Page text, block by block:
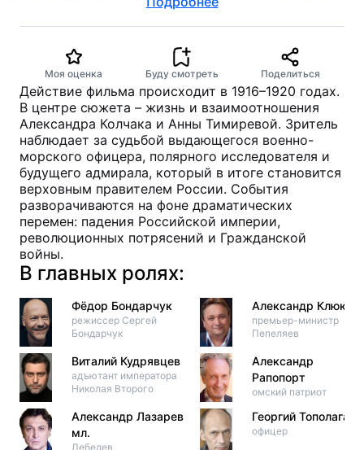
Моя оценка Буду смотреть Поделиться
Действие фильма происходит в 1916–1920 годах.
В центре сюжета – жизнь и взаимоотношения
Александра Колчака и Анны Тимиревой. Зритель
наблюдает за судьбой выдающегося военно-
морского офицера, полярного исследователя и
будущего адмирала, который в итоге становится
верховным правителем России. События
разворачиваются на фоне драматических
перемен: падения Российской империи,
революционных потрясений и Гражданской
войны.
В главных ролях:
Фёдор Бондарчук
режиссер Сергей
Бондарчук
Виталий Кудрявцев
адъютант императора
Николая Второго
Александр Лазарев
мл.
Лебедев
Александр
премьер-министр
Пепеляев
Александр
Рапопорт
омский патриот
Георгий Тополага
офицер